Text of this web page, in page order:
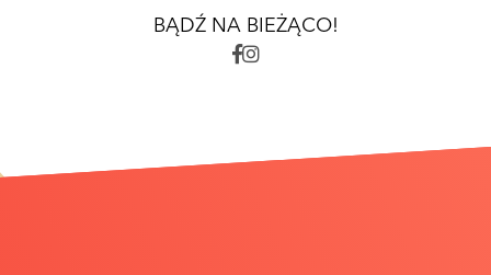
BĄDŹ NA BIEŻĄCO!